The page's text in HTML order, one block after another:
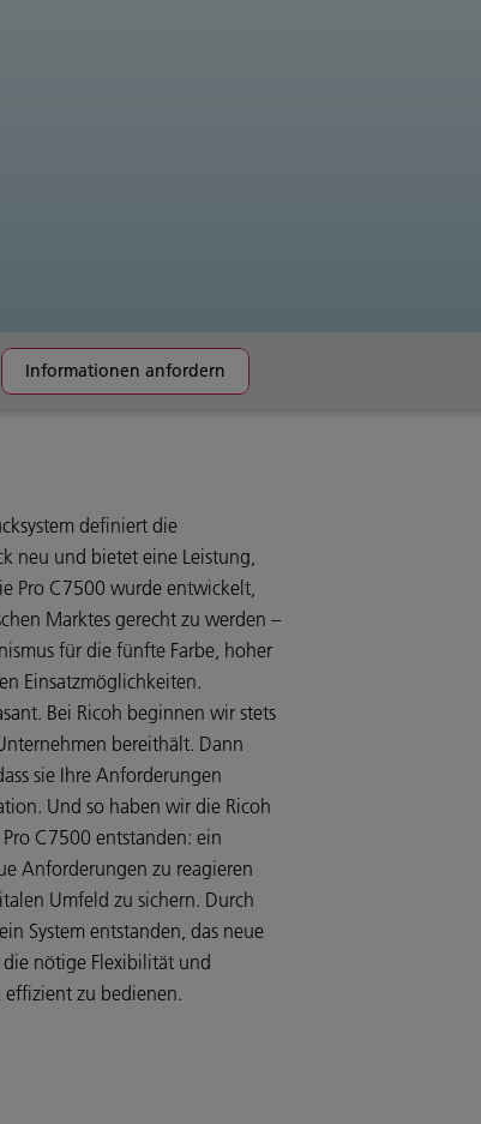
Informationen anfordern
definiert die
neu und bietet eine Leistung,
Pro C7500 wurde entwickelt,
Marktes gerecht zu werden –
für die fünfte Farbe, hoher
Einsatzmöglichkeiten.
Bei Ricoh beginnen wir stets
bereithält. Dann
sie Ihre Anforderungen
Und so haben wir die Ricoh
C7500 entstanden: ein
Anforderungen zu reagieren
Umfeld zu sichern. Durch
System entstanden, das neue
nötige Flexibilität und
zu bedienen.